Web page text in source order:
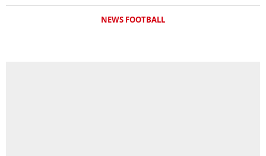
NEWS FOOTBALL